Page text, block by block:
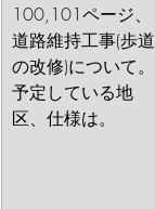
100,101ページ、
道路維持工事(歩道
の改修)について。
予定している地
区、仕様は。